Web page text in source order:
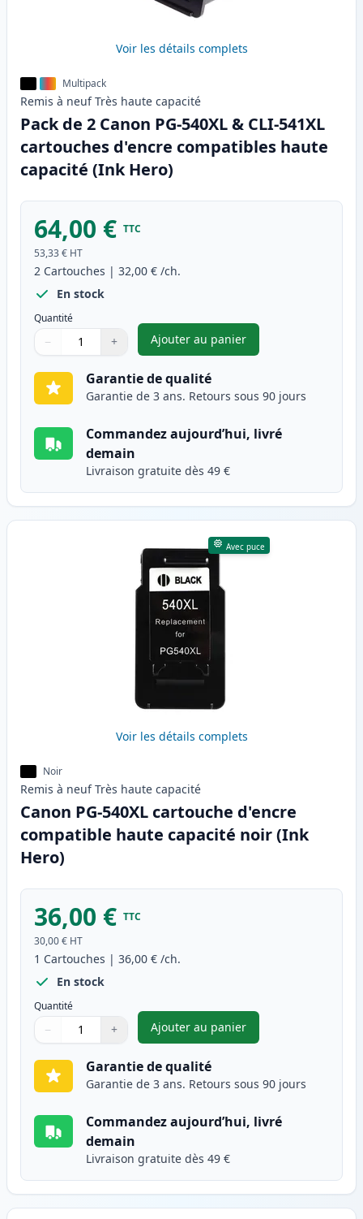
Voir les détails complets
Multipack
Remis à neuf Très haute capacité
Pack de 2 Canon PG-540XL & CLI-541XL
cartouches d'encre compatibles haute
capacité (Ink Hero)
64,00 € TTC
53,33 € HT
2 Cartouches | 32,00 € /ch.
En stock
Quantité
Quantité
Utilisez les boutons pour ajuster
− +
Quantité
Ajouter au panier
,Pack de 2 Canon PG-540XL
Garantie de qualité
Garantie de 3 ans. Retours sous 90 jours
Commandez aujourd’hui, livré
demain
Livraison gratuite dès 49 €
Avec puce
Voir les détails complets
Noir
Remis à neuf Très haute capacité
Canon PG-540XL cartouche d'encre
compatible haute capacité noir (Ink
Hero)
36,00 € TTC
30,00 € HT
1 Cartouches | 36,00 € /ch.
En stock
Quantité
Quantité
Utilisez les boutons pour ajuster
− +
Quantité
Ajouter au panier
,Canon PG-540XL cartouche
Garantie de qualité
Garantie de 3 ans. Retours sous 90 jours
Commandez aujourd’hui, livré
demain
Livraison gratuite dès 49 €